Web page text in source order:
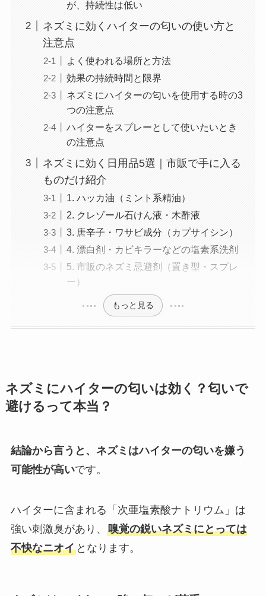
が、持続性は低い
ネズミに効くハイターの匂いの使い方と
注意点
よく使われる場所と方法
効果の持続時間と限界
ネズミにハイターの匂いを使用する時の3
つの注意点
ハイターをスプレーとして使いたいとき
の注意点
ネズミに効く日用品5選｜市販で手に入る
ものだけ紹介
1. ハッカ油（ミント系精油）
2. クレゾール石けん液・木酢液
3. 唐辛子・ワサビ成分（カプサイシン）
4. 漂白剤・カビキラーなどの塩素系洗剤
5. 市販のネズミ忌避剤（置き型・スプレ
ー）
もっと見る
ネズミにハイターの匂いは効く？匂いで
避けるって本当？
結論から言うと、ネズミはハイターの匂いを嫌う
可能性が高いです。
ハイターに含まれる「次亜塩素酸ナトリウム」は
強い刺激臭があり、 嗅覚の鋭いネズミにとっては
不快なニオイとなります。